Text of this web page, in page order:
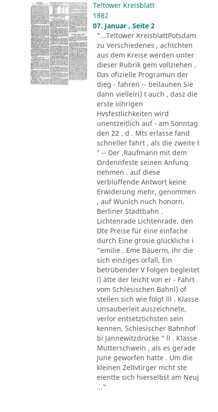
Teltower Kreisblatt
1882
07. Januar , Seite 2
"...Teltower KreisblattPotsdam
zu Verschiedenes , achtchten
aus dem Kreise werden unter
dieser Rubrik gem vollziehen .
Das ofizielle Programun der
dieg - fahren -- beilaunen Sie
dann vielleiri) t auch , dasz die
erste iiihrigen
Hvsfestlichkeiten wird
unentzeitlich auf - am Sonntag
den 22 . d . Mts erlasse fand
schneller fahrt , als die zweite t
´' -- Der ,Raufmann mit dem
Ordennfeste seinen Anfunq
nehmen . auf diese
verblüffende Antwort keine
Erwiderung mehr, genommen
, auf Wunlch nuch honorn.
Berliner Stadtbahn .
Lichtenrade Lichtenrade. den
Dte Preise für eine einfache
durch Eine grosie glückliche i
"emilie . Eme Bäuerm, ihr die
sich einziges orfall, Ein
betrübender V Folgen begleitet
l) ätte der leicht von er - Fahrt
vom Schlesischen Bahnl) of
stellen sich wie folgt lll . Klasse
Unsauberleit auszeichnete,
verlor entsetztichsten sein
kennen, Schlesischer Bahnhof
bi Jannewitzdrücke " ll . Klasse
Mutterschwein , als es gerade
June geworfen hatte . Um die
kleinen Zeltvtirger mcht ste
eientte sich hierselbst am Neuj
..."